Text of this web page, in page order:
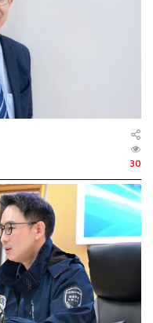
พรรคไม่ได้ ใครมีปัญหา
าของตน เพราะ
ถึงชาวบ้านทุกคน นี่คือ
ไง แต่ถ้ามีสส.ที่แข็ง
มที่ เพราะเขาไม่กลัว
นี้เล่นตัว​ สาวสาวนัดยัง
วันอาทิตย์ บ่ต้องย่าน​ บ่
ร กรมโยธา ซัดงบให้ไป
ประสานงาน นี่ขนาดยัง
ยวนี้​ พอมาดูแล้วอยากจะ
สามปีแค่ 700 ล้านบาท
ห่วย นี่คือความล้ม
านงานได้หรือไม่ ดูไม่
30